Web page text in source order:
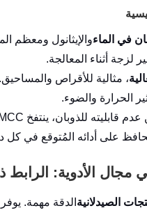
في الماءوالإيثانول ومعظم
لزجة أثناء المعالجة.
، مثالية للأقراص والمساحيق.
الحرارة والضوء.
يُحافظ على أدائه المُتوقع في كل
الصيدلانية الدقة مهمة. يوفر MCC ذلك بالضبط. فهو يعمل كـ